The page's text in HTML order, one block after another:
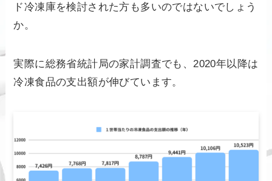
ド冷凍庫を検討された方も多いのではないでしょう
か。
実際に総務省統計局の家計調査でも、2020年以降は
冷凍食品の支出額が伸びています。